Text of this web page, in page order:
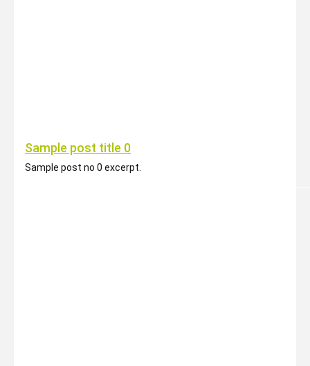
Sample post title 0
Sample post no 0 excerpt.